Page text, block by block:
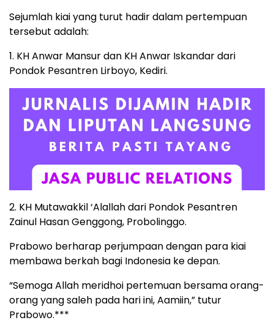
Sejumlah kiai yang turut hadir dalam pertempuan
tersebut adalah:
1. KH Anwar Mansur dan KH Anwar Iskandar dari
Pondok Pesantren Lirboyo, Kediri.
2. KH Mutawakkil ‘Alallah dari Pondok Pesantren
Zainul Hasan Genggong, Probolinggo.
Prabowo berharap perjumpaan dengan para kiai
membawa berkah bagi Indonesia ke depan.
“Semoga Allah meridhoi pertemuan bersama orang-
orang yang saleh pada hari ini, Aamiin,” tutur
Prabowo.***